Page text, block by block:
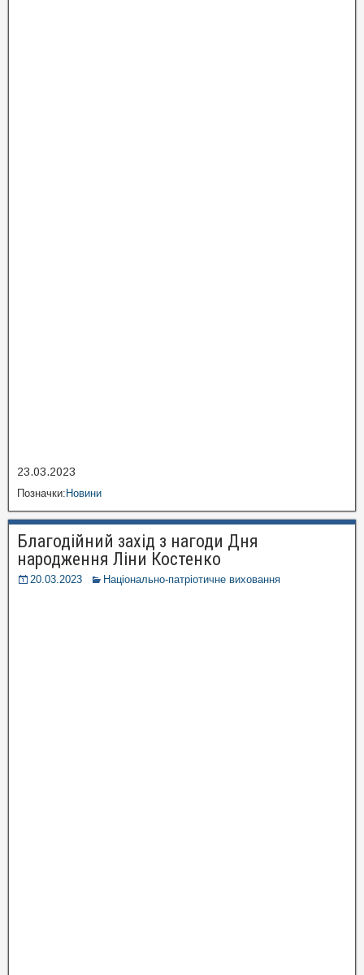
23.03.2023
Позначки:Новини
Благодійний захід з нагоди Дня
народження Ліни Костенко
20.03.2023 Національно-патріотичне виховання